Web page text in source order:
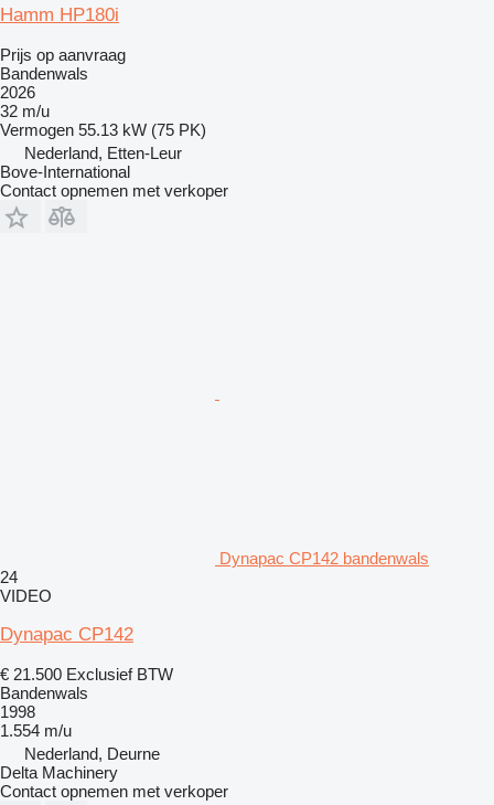
Hamm HP180i
Prijs op aanvraag
Bandenwals
2026
32 m/u
Vermogen 55.13 kW (75 PK)
Nederland, Etten-Leur
Bove-International
Contact opnemen met verkoper
Dynapac CP142 bandenwals
24
VIDEO
Dynapac CP142
€ 21.500 Exclusief BTW
Bandenwals
1998
1.554 m/u
Nederland, Deurne
Delta Machinery
Contact opnemen met verkoper